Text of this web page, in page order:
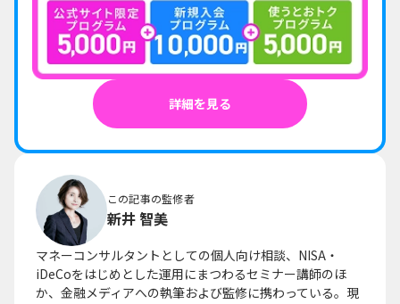
詳細を見る
この記事の監修者
新井 智美
マネーコンサルタントとしての個人向け相談、NISA・
iDeCoをはじめとした運用にまつわるセミナー講師のほ
か、金融メディアへの執筆および監修に携わっている。現